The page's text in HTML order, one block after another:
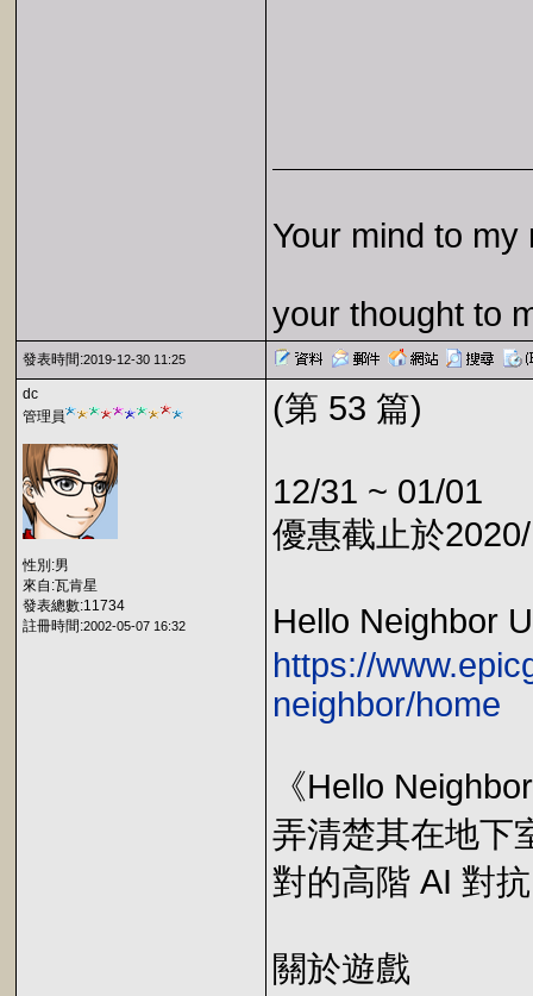
Your mind to my
your thought to
發表時間:2019-12-30 11:25
dc
管理員
性別:男
來自:瓦肯星
發表總數:11734
註冊時間:2002-05-07 16:32
(第 53 篇)
12/31 ~ 01/01
優惠截止於
Hello Neighbor
https://
neighbor/home
《Hello
弄清楚其在地下
對的高階 AI 對
關於遊戲